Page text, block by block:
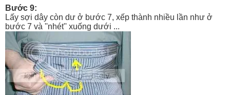
Bước 9:
Lấy sợi dây còn dư ở bước 7, xếp thành nhiều lần như ở
bước 7 và ''nhét'' xuống dưới ...